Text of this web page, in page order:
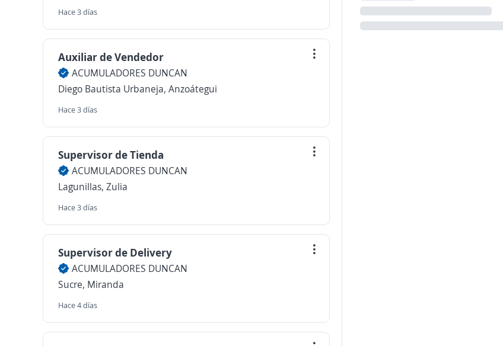
Hace 3 días
Auxiliar de Vendedor
ACUMULADORES DUNCAN
Diego Bautista Urbaneja, Anzoátegui
Hace 3 días
Supervisor de Tienda
ACUMULADORES DUNCAN
Lagunillas, Zulia
Hace 3 días
Supervisor de Delivery
ACUMULADORES DUNCAN
Sucre, Miranda
Hace 4 días